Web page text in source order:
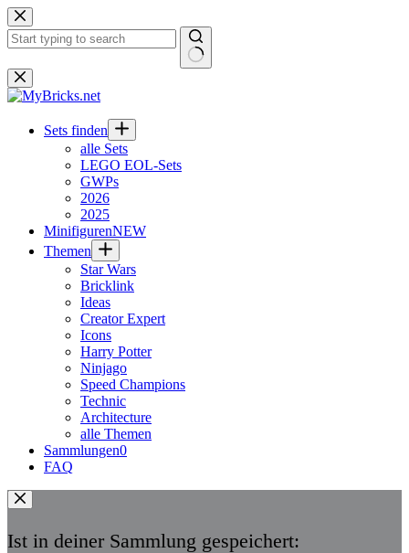
Zum
Inhalt
springen
Keine
Ergebnisse
Sets finden
alle Sets
LEGO EOL-Sets
GWPs
2026
2025
MinifigurenNEW
Themen
Star Wars
Bricklink
Ideas
Creator Expert
Icons
Harry Potter
Ninjago
Speed Champions
Technic
Architecture
alle Themen
Sammlungen0
FAQ
Ist in deiner Sammlung gespeichert: